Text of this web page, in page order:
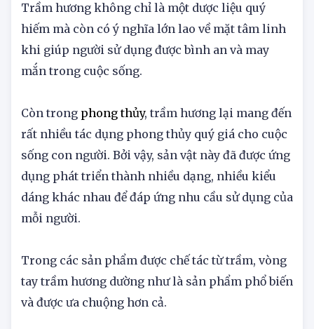
Trầm hương không chỉ là một dược liệu quý
hiếm mà còn có ý nghĩa lớn lao về mặt tâm linh
khi giúp người sử dụng được bình an và may
Còn trongphong thủy, trầm hương lại mang đến
rất nhiều tác dụng phong thủy quý giá cho cuộc
sống con người. Bởi vậy, sản vật này đã được ứng
dụng phát triển thành nhiều dạng, nhiều kiểu
dáng khác nhau để đáp ứng nhu cầu sử dụng của
Trong các sản phẩm được chế tác từ trầm, vòng
tay trầm hương dường như là sản phẩm phổ biến